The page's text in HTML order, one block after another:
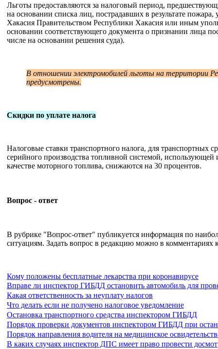
Льготы предоставляются за налоговый период,
на основании списка лиц, пострадавших в результате
Хакасия Правительством Республики Хакасия или иным
основании соответствующего документа о признании лица
числе на основании решения суда).
В отношении электромобилей льготы на территории
предусмотрены.
Скидки по уплате налога
Налоговые ставки транспортного налога, для транспортных
серийного производства топливной системой,
качестве моторного топлива, снижаются на 30 процентов.
Вопрос - ответ
В рубрике "Вопрос-ответ" публикуется информация по
ситуациям. Задать вопрос в редакцию можно в комментариях
Кому положены бесплатные лекарства при коронавирусе
Вправе ли инспектор ГИБДД остановить автомобиль для
Какая ответственность за неуплату налогов
Что делать если не получено налоговое уведомление
Остановка транспортного средства инспектором ГИБДД
Порядок проверки документов инспектором ГИБДД при
Порядок направления водителя на медицинское
В каких случаях инспектор ДПС имеет право провести